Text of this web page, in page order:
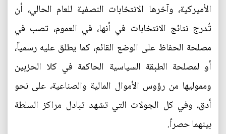
الأميركية، وآخرها الانتخابات النصفية للعام الحالي، أن
تُدرج نتائج الانتخابات في أنها، في العموم، تصب في
مصلحة الحفاظ على الوضع القائم، كما يطلق عليه رسمياً،
أو لمصلحة الطبقة السياسية الحاكمة في كلا الحزبين
ومموليها من رؤوس الأموال المالية والصناعية، على نحو
أدق، وفي كل الجولات التي تشهد تبادل مراكز السلطة
بينهما حصراً.